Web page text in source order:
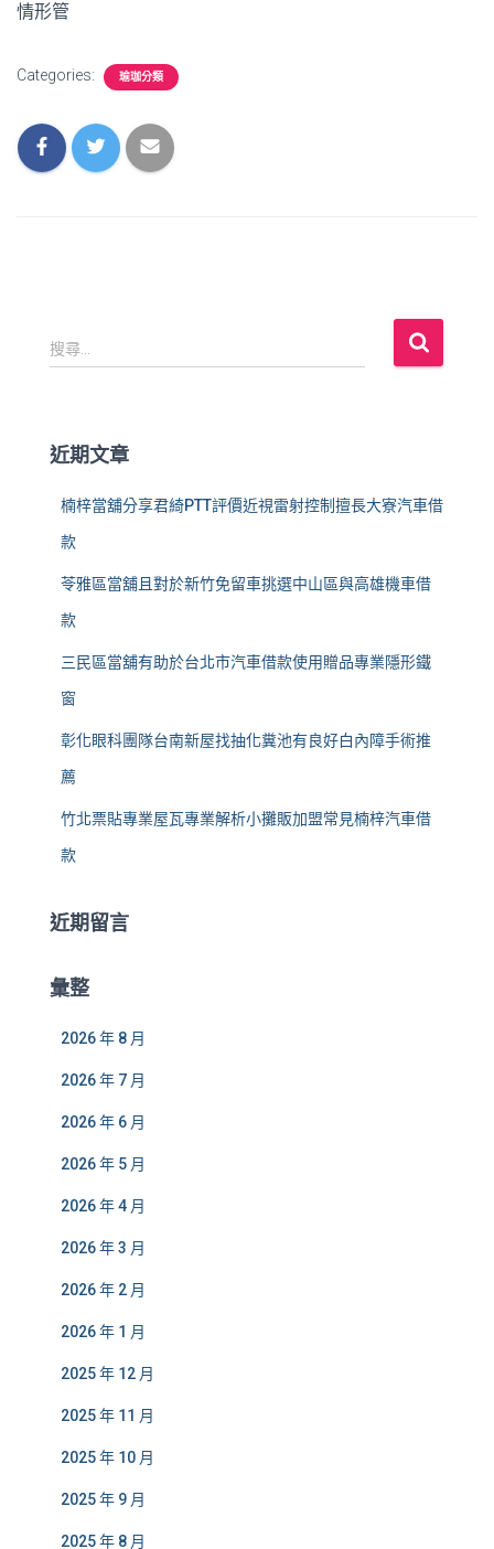
情形管
Categories: 瑜珈分類
搜
尋
:
搜尋...
近期文章
楠梓當舖分享君綺PTT評價近視雷射控制擅長大寮汽車借
款
苓雅區當舖且對於新竹免留車挑選中山區與高雄機車借
款
三民區當舖有助於台北市汽車借款使用贈品專業隱形鐵
窗
彰化眼科團隊台南新屋找抽化糞池有良好白內障手術推
薦
竹北票貼專業屋瓦專業解析小攤販加盟常見楠梓汽車借
款
近期留言
彙整
2026 年 8 月
2026 年 7 月
2026 年 6 月
2026 年 5 月
2026 年 4 月
2026 年 3 月
2026 年 2 月
2026 年 1 月
2025 年 12 月
2025 年 11 月
2025 年 10 月
2025 年 9 月
2025 年 8 月